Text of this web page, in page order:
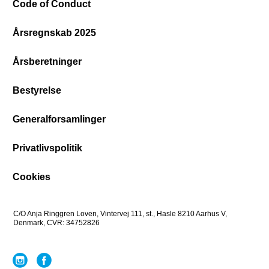
Code of Conduct
Årsregnskab 2025
Årsberetninger
Bestyrelse
Generalforsamlinger
Privatlivspolitik
Cookies
C/O Anja Ringgren Loven, Vintervej 111, st., Hasle ​8210 Aarhus V,
Denmark, CVR: 34752826